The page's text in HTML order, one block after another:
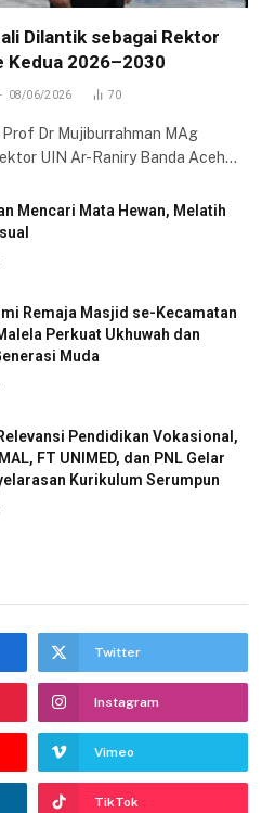
Dilantik sebagai Rektor
Kedua 2026–2030
08/06/2026 70
Prof Dr Mujiburrahman MAg
UIN Ar-Raniry Banda Aceh…
Mencari Mata Hewan, Melatih
Remaja Masjid se-Kecamatan
Perkuat Ukhuwah dan
Muda
Pendidikan Vokasional,
FT UNIMED, dan PNL Gelar
Kurikulum Serumpun
Twitter
Instagram
Vimeo
TikTok